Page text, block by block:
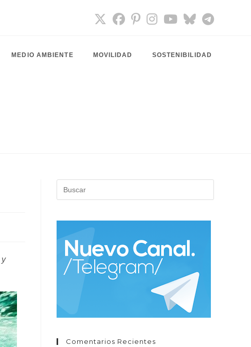
MEDIO AMBIENTE MOVILIDAD SOSTENIBILIDAD
y
Escape
Comentarios Recientes